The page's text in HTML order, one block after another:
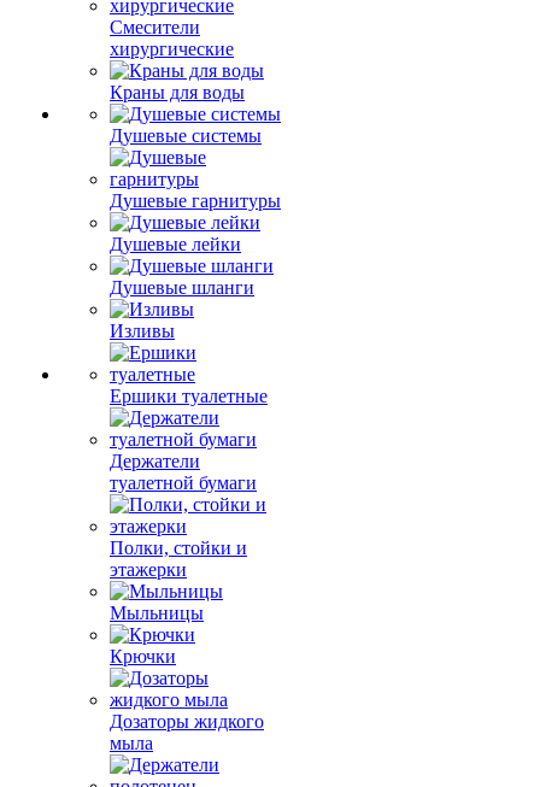
Смесители
хирургические
Краны для воды
Душевые системы
Душевые гарнитуры
Душевые лейки
Душевые шланги
Изливы
Ершики туалетные
Держатели
туалетной бумаги
Полки, стойки и
этажерки
Мыльницы
Крючки
Дозаторы жидкого
мыла